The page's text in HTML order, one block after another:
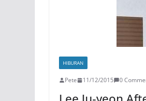
HIBURAN
Pete 11/12/2015 0